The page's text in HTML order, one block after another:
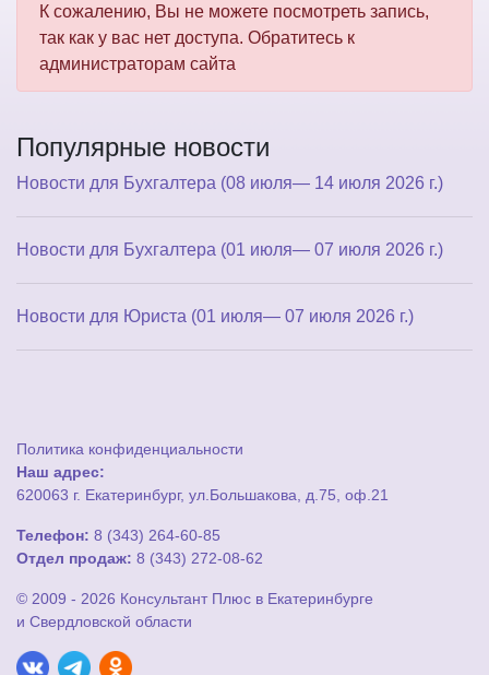
К сожалению, Вы не можете посмотреть запись,
так как у вас нет доступа. Обратитесь к
администраторам сайта
Популярные новости
Новости для Бухгалтера (08 июля— 14 июля 2026 г.)
Новости для Бухгалтера (01 июля— 07 июля 2026 г.)
Новости для Юриста (01 июля— 07 июля 2026 г.)
Политика конфиденциальности
Наш адрес:
620063 г. Екатеринбург, ул.Большакова, д.75, оф.21
Телефон: 8 (343) 264-60-85
Отдел продаж: 8 (343) 272-08-62
© 2009 - 2026 Консультант Плюс в Екатеринбурге
и Свердловской области